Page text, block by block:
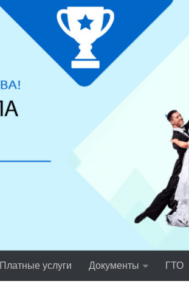
Платные услуги Документы ГТО